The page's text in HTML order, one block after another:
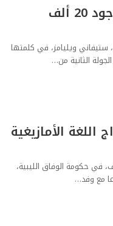
الأمم المتحدة تكشف عن وجود 20 ألف
ستيفاني ويليامز، في كلمتها
الثانية من…
اللغة الأمازيغية
في حكومة الوفاق الليبية،
مع وفد…